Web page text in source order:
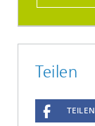
Teilen
TEILEN